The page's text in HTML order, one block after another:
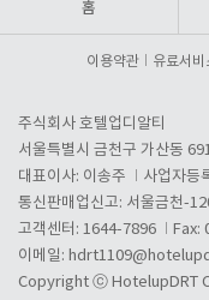
홈
이용약관 유료서
주식회사 호텔업디알티
서울특별시 금천구 가산동
대표이사: 이송주
사업자등
통신판매업신고: 서울금천-
고객센터: 1644-7896
Fax:
이메일:
Copyright ⓒ HotelupDRT